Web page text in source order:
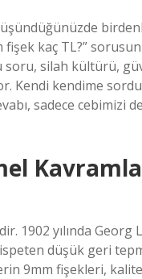
fişek kaç TL?”
silah kültürü,
Kendi kendime
sadece cebimizi
1902 yılında
düşük geri
9mm fişekleri,